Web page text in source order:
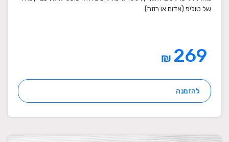
של טוליפ (אדום או רוזה)
₪
להזמנה